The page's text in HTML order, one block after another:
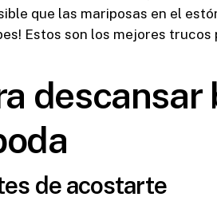
que las mariposas en el
Estos son los mejores
descansar
de acostarte